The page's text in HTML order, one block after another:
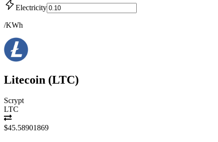
Electricity
/KWh
Litecoin (LTC)
Scrypt
LTC
$45.58901869